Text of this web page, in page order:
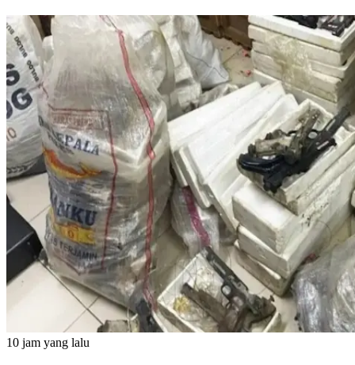
10 jam yang lalu